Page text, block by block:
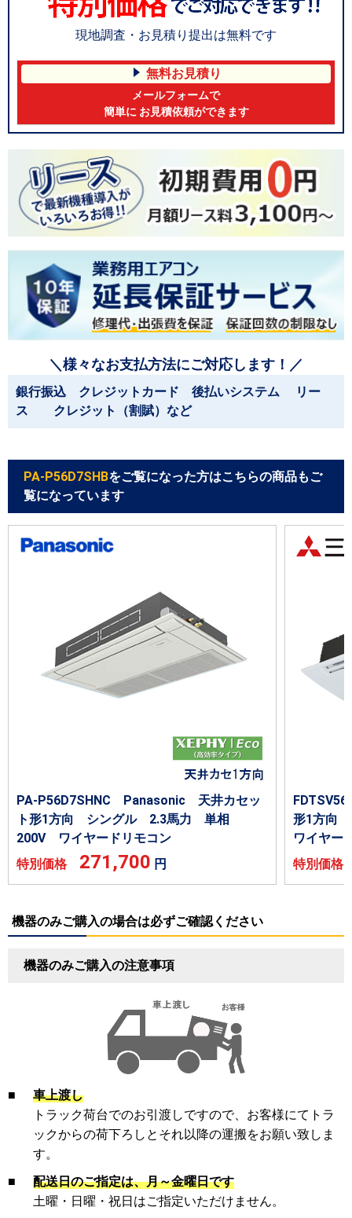
現地調査・お見積り提出は無料です
無料お見積り
メールフォームで
簡単に お見積依頼ができます
＼様々なお支払方法にご対応します！／
銀行振込 クレジットカード 後払いシステム リー
ス クレジット（割賦）など
PA-P56D7SHBをご覧になった方はこちらの商品もご
覧になっています
PA-P56D7SHNC Panasonic 天井カセッ
ト形1方向 シングル 2.3馬力 単相
200V ワイヤードリモコン
特別価格 271,700 円
形1方向
ワイヤー
特別価
機器のみご購入の場合は必ずご確認ください
機器のみご購入の注意事項
■
車上渡し
トラック荷台でのお引渡しですので、お客様にてトラ
ックからの荷下ろしとそれ以降の運搬をお願い致しま
す。
■
配送日のご指定は、月～金曜日です
土曜・日曜・祝日はご指定いただけません。